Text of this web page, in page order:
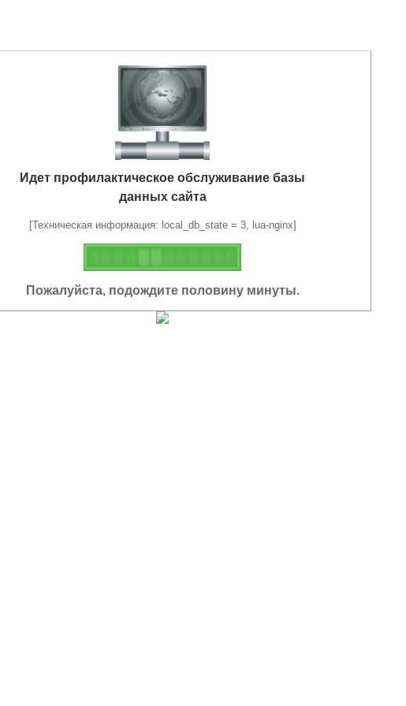
Идет профилактическое обслуживание базы
данных сайта
[Техническая информация: local_db_state = 3, lua-nginx]
Пожалуйста, подождите половину минуты.